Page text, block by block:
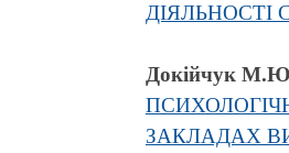
ДІЯЛЬНОСТІ
Докійчук
ЗАКЛАДАХ